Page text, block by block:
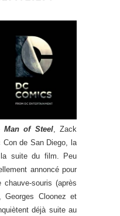
Man of Steel, Zack
Con de San Diego, la
suite du film. Peu
annoncé pour
chauve-souris (après
Georges Cloonez et
déjà suite au